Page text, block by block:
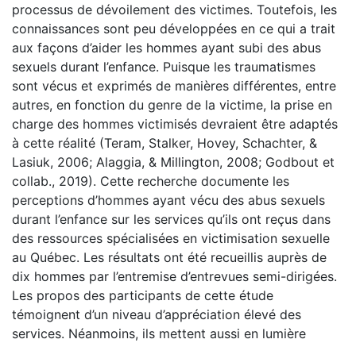
processus de dévoilement des victimes. Toutefois, les
connaissances sont peu développées en ce qui a trait
aux façons d’aider les hommes ayant subi des abus
sexuels durant l’enfance. Puisque les traumatismes
sont vécus et exprimés de manières différentes, entre
autres, en fonction du genre de la victime, la prise en
charge des hommes victimisés devraient être adaptés
à cette réalité (Teram, Stalker, Hovey, Schachter, &
Lasiuk, 2006; Alaggia, & Millington, 2008; Godbout et
collab., 2019). Cette recherche documente les
perceptions d’hommes ayant vécu des abus sexuels
durant l’enfance sur les services qu’ils ont reçus dans
des ressources spécialisées en victimisation sexuelle
au Québec. Les résultats ont été recueillis auprès de
dix hommes par l’entremise d’entrevues semi-dirigées.
Les propos des participants de cette étude
témoignent d’un niveau d’appréciation élevé des
services. Néanmoins, ils mettent aussi en lumière